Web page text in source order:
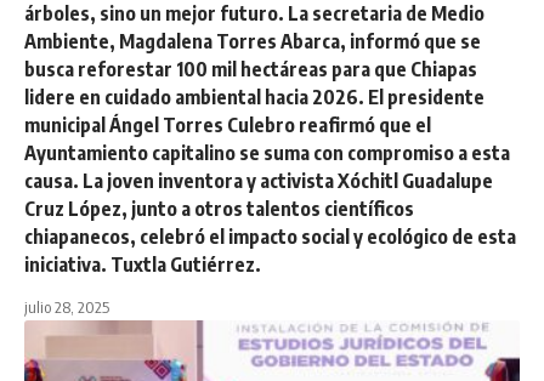
árboles, sino un mejor futuro. La secretaria de Medio
Ambiente, Magdalena Torres Abarca, informó que se
busca reforestar 100 mil hectáreas para que Chiapas
lidere en cuidado ambiental hacia 2026. El presidente
municipal Ángel Torres Culebro reafirmó que el
Ayuntamiento capitalino se suma con compromiso a esta
causa. La joven inventora y activista Xóchitl Guadalupe
Cruz López, junto a otros talentos científicos
chiapanecos, celebró el impacto social y ecológico de esta
iniciativa. Tuxtla Gutiérrez.
julio 28, 2025